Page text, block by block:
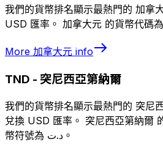
我們的貨幣排名顯示最熱門的 加拿
USD 匯率。 加拿大元 的貨幣代碼
More 加拿大元 info
TND - 突尼西亞第納爾
我們的貨幣排名顯示最熱門的 突尼
兌換 USD 匯率。 突尼西亞第納爾
幣符號為 د.ت。